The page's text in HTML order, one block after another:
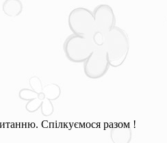
Спілкуємося разом !